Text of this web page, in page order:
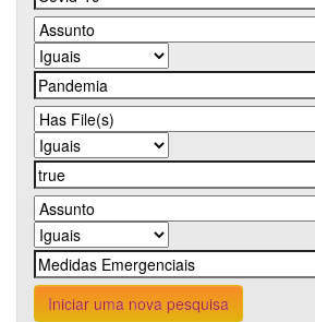
Iniciar uma nova pesquisa